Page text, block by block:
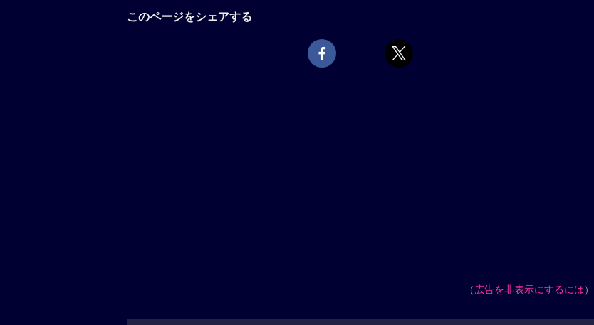
このページをシェアする
（広告を非表示にするには）